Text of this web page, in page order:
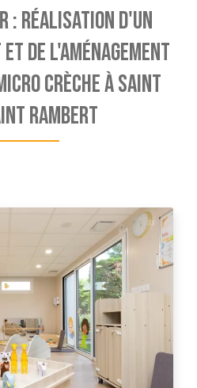
: Réalisation d'un
de l'aménagement
crèche à Saint
Rambert